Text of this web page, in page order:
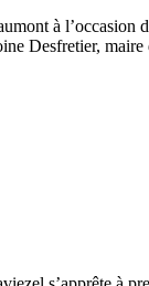
à l’occasion
Desfretier,